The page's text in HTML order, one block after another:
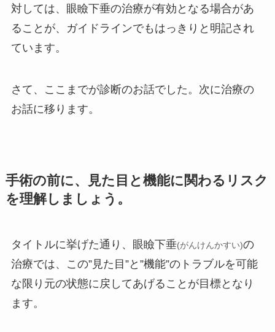
対しては、眼瞼下垂の治療が有効となる場合があ
ることが、ガイドラインでもはっきりと明記され
ています。
さて、ここまでが診断のお話でした。次に治療の
お話に移ります。
手術の前に、見た目と機能に関わるリスク
を理解しましょう。
タイトルに挙げた通り、眼瞼下垂(がんけんかすい)の
治療では、この”見た目”と”機能”のトラブルを可能
な限り元の状態に戻してあげることが目標となり
ます。